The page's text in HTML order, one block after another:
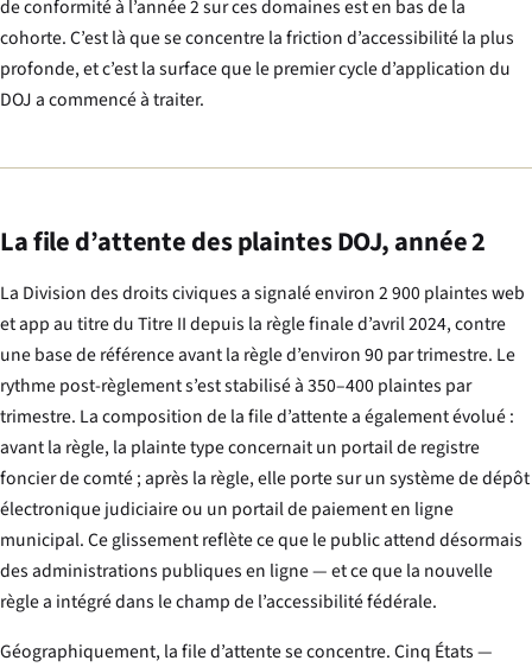
de conformité à l’année 2 sur ces domaines est en bas de la
cohorte. C’est là que se concentre la friction d’accessibilité la plus
profonde, et c’est la surface que le premier cycle d’application du
DOJ a commencé à traiter.
La file d’attente des plaintes DOJ, année 2
La Division des droits civiques a signalé environ 2 900 plaintes web
et app au titre du Titre II depuis la règle finale d’avril 2024, contre
une base de référence avant la règle d’environ 90 par trimestre. Le
rythme post-règlement s’est stabilisé à 350–400 plaintes par
trimestre. La composition de la file d’attente a également évolué :
avant la règle, la plainte type concernait un portail de registre
foncier de comté ; après la règle, elle porte sur un système de dépôt
électronique judiciaire ou un portail de paiement en ligne
municipal. Ce glissement reflète ce que le public attend désormais
des administrations publiques en ligne — et ce que la nouvelle
règle a intégré dans le champ de l’accessibilité fédérale.
Géographiquement, la file d’attente se concentre. Cinq États —